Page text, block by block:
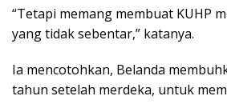
“Tetapi memang membuat KUHP
yang tidak sebentar,” katanya.
Ia mencotohkan, Belanda
tahun setelah merdeka, untuk